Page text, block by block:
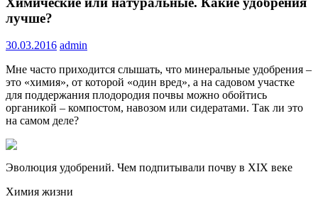
лучше?
30.03.2016 admin
Мне часто приходится слышать, что минеральные удобрения –
это «химия», от которой «один вред», а на садовом участке
для поддержания плодородия почвы можно обойтись
органикой – компостом, навозом или сидератами. Так ли это
на самом деле?
Эволюция удобрений. Чем подпитывали почву в XIX веке
Химия жизни